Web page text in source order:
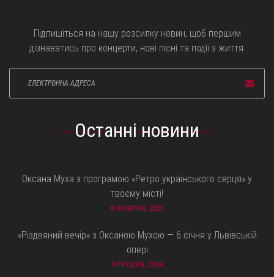
Підпишіться на нашу розсилку новин, щоб першим
дізнаватись про концерти, нові пісні та події з життя:
Останні новини
Оксана Муха з програмою «Ретро українського серця» у
твоєму місті!
8 ЖОВТНЯ, 2025
«Різдвяний вечір» з Оксаною Мухою — 6 січня у Львівській
опері
9 ГРУДНЯ, 2024